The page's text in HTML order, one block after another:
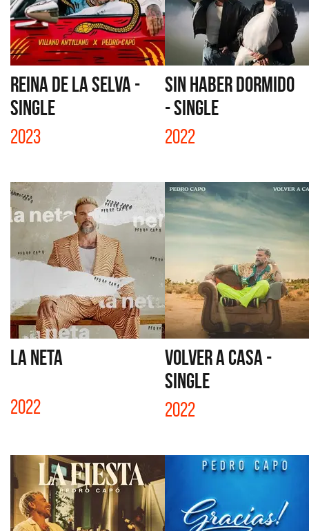
REINA DE LA SELVA -
SINGLE
2023
SIN HABER DORMIDO
- SINGLE
2022
LA NETA
2022
VOLVER A CASA -
SINGLE
2022